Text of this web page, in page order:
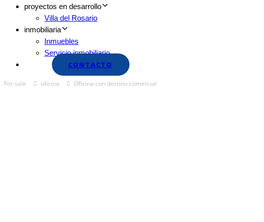
proyectos en desarrollo
Villa del Rosario
inmobiliaria
Inmuebles
Servicio inmobiliario
CONTACTO
For sale oficina Oficina con destino comercial